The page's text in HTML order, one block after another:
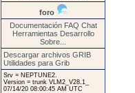
foro
Documentación FAQ Chat
Herramientas Desarrollo
Sobre...
Descargar archivos GRIB
Utilidades para Grib
Srv = NEPTUNE2.
Version = trunk VLM2_V28.1_
07/14/20 08:00:45 AM UTC